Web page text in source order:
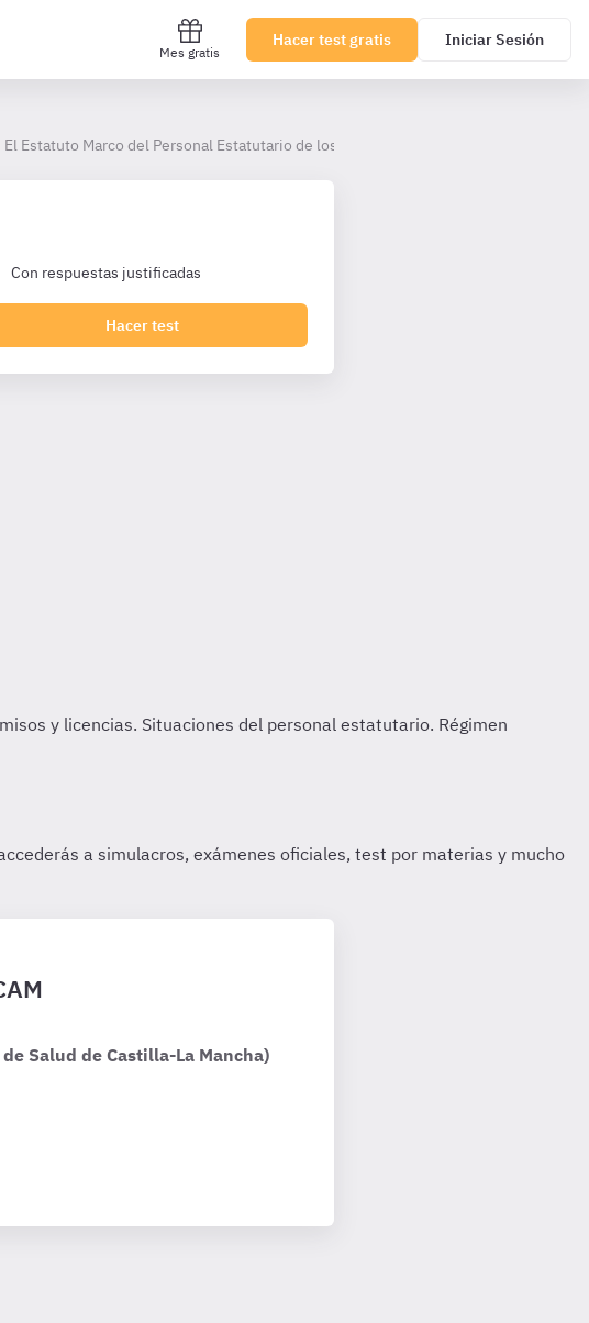
Mes gratis
Hacer test gratis Iniciar Sesión
El Estatuto Marco del Personal Estatutario de los Servicios de Salud (III).
Con respuestas justificadas
Hacer test
Salud de Castilla-La Mancha)